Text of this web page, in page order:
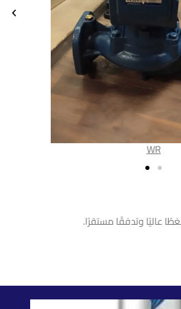
عاليًا وتدفقًا مستقرًا.
WR